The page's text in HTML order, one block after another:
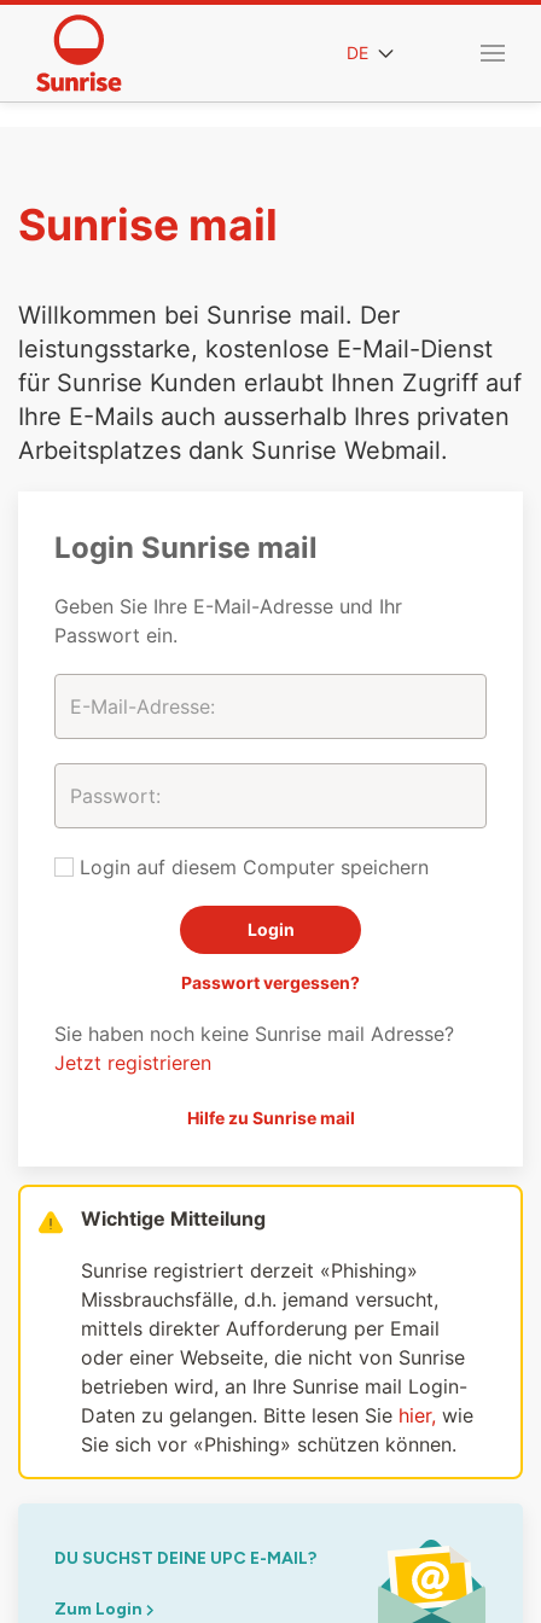
DE
Sunrise mail
Willkommen bei Sunrise mail. Der
leistungsstarke, kostenlose E-Mail-Dienst
für Sunrise Kunden erlaubt Ihnen Zugriff auf
Ihre E-Mails auch ausserhalb Ihres privaten
Arbeitsplatzes dank Sunrise Webmail.
Login Sunrise mail
Geben Sie Ihre E-Mail-Adresse und Ihr
Passwort ein.
Login auf diesem Computer speichern
Passwort vergessen?
Sie haben noch keine Sunrise mail Adresse?
Jetzt registrieren
Hilfe zu Sunrise mail
Wichtige Mitteilung
Sunrise registriert derzeit «Phishing»
Missbrauchsfälle, d.h. jemand versucht,
mittels direkter Aufforderung per Email
oder einer Webseite, die nicht von Sunrise
betrieben wird, an Ihre Sunrise mail Login-
Daten zu gelangen. Bitte lesen Sie hier, wie
Sie sich vor «Phishing» schützen können.
DU SUCHST DEINE UPC E-MAIL?
Zum Login